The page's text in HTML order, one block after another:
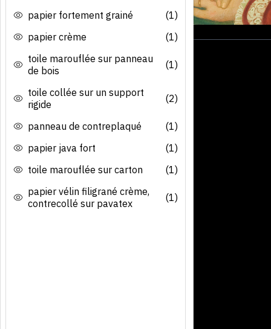
papier fortement grainé
(1)
papier crème
(1)
toile marouflée sur panneau
de bois
(1)
toile collée sur un support
rigide
(2)
panneau de contreplaqué
(1)
papier java fort
(1)
toile marouflée sur carton
(1)
papier vélin filigrané crème,
contrecollé sur pavatex
(1)